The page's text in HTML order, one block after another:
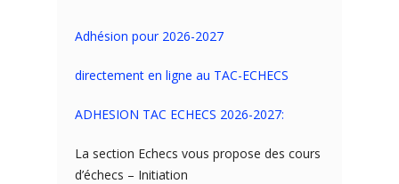
Adhésion pour 2026-2027
directement en ligne au TAC-ECHECS
ADHESION TAC ECHECS 2026-2027:
La section Echecs vous propose des cours
d’échecs – Initiation